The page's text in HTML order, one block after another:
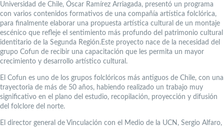
Universidad de Chile, Óscar Ramírez Arriagada, presentó un programa
con varios contenidos formativos de una compañía artística folclórica,
para finalmente elaborar una propuesta artística cultural de un montaje
escénico que refleje el sentimiento más profundo del patrimonio cultural
identitario de la Segunda Región.Este proyecto nace de la necesidad del
grupo Cofun de recibir una capacitación que les permita un mayor
crecimiento y desarrollo artístico cultural.
El Cofun es uno de los grupos folclóricos más antiguos de Chile, con una
trayectoria de más de 50 años, habiendo realizado un trabajo muy
significativo en el plano del estudio, recopilación, proyección y difusión
del folclore del norte.
El director general de Vinculación con el Medio de la UCN, Sergio Alfaro,